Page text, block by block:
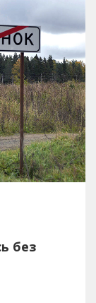
без